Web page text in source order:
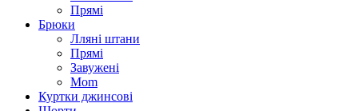
Прямі
Брюки
Лляні штани
Прямі
Завужені
Mom
Куртки джинсові